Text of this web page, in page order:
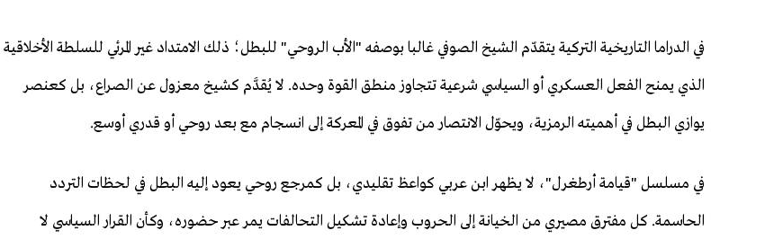
في الدراما التاريخية التركية يتقدّم الشيخ الصوفي غالبا بوصفه "الأب الروحي" للبطل؛ ذلك الامتداد غير المرئي للسلطة الأخلاقية
الذي يمنح الفعل العسكري أو السياسي شرعية تتجاوز منطق القوة وحده. لا يُقدَّم كشيخ معزول عن الصراع، بل كعنصر
يوازي البطل في أهميته الرمزية، ويحوّل الانتصار من تفوق في المعركة إلى انسجام مع بعد روحي أو قدري أوسع.
في مسلسل "قيامة أرطغرل"، لا يظهر ابن عربي كواعظ تقليدي، بل كمرجع روحي يعود إليه البطل في لحظات التردد
الحاسمة. كل مفترق مصيري من الخيانة إلى الحروب وإعادة تشكيل التحالفات يمر عبر حضوره، وكأن القرار السياسي لا